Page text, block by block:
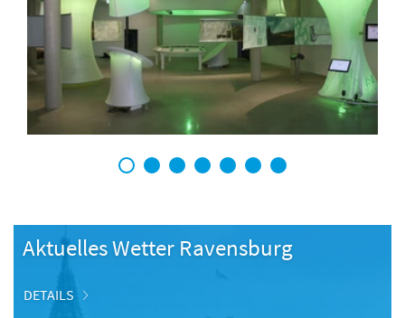
1 2 3 4 5 6 7
Aktuelles Wetter Ravensburg
DETAILS